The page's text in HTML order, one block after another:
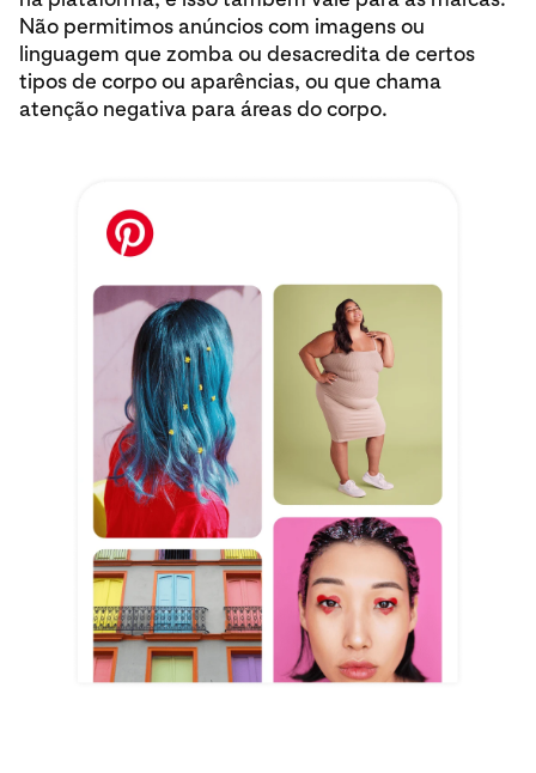
Não permitimos anúncios com imagens ou
linguagem que zomba ou desacredita de certos
tipos de corpo ou aparências, ou que chama
atenção negativa para áreas do corpo.